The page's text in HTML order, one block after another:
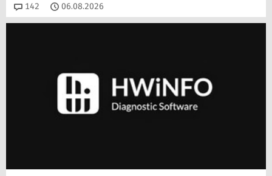
142 Kommentare
06.08.2026